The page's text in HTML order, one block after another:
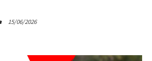
15/06/2026